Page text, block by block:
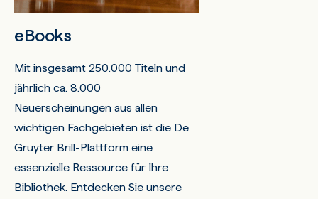
eBooks
Mit insgesamt 250.000 Titeln und
jährlich ca. 8.000
Neuerscheinungen aus allen
wichtigen Fachgebieten ist die De
Gruyter Brill-Plattform eine
essenzielle Ressource für Ihre
Bibliothek. Entdecken Sie unsere